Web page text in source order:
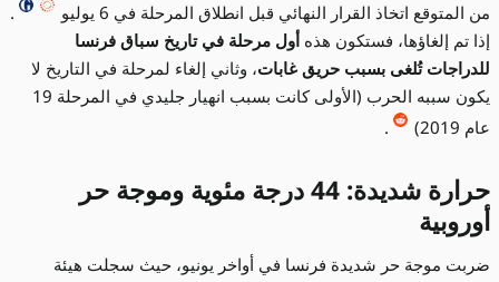
من المتوقع اتخاذ القرار النهائي قبل انطلاق المرحلة في 6 يوليو
.
إذا تم إلغاؤها، فستكون هذه أول مرحلة في تاريخ سباق فرنسا
للدراجات تُلغى بسبب حريق غابات، وثاني إلغاء لمرحلة في التاريخ لا
يكون سببه الحرب (الأولى كانت بسبب انهيار جليدي في المرحلة 19
عام 2019)
.
حرارة شديدة: 44 درجة مئوية وموجة حر
أوروبية
ضربت موجة حر شديدة فرنسا في أواخر يونيو، حيث سجلت هيئة